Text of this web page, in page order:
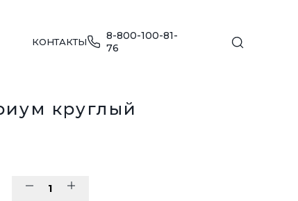
КОНТАКТЫ
8-800-100-81-
76
круглый